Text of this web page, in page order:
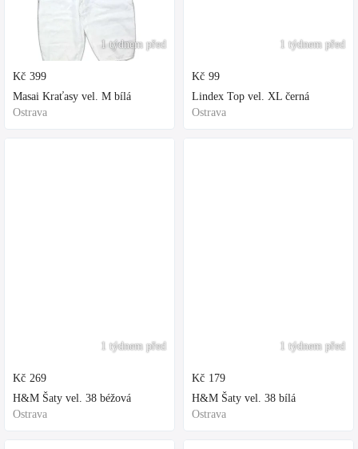
1 týdnem před
Kč 399
Masai Kraťasy vel. M bílá
Ostrava
1 týdnem před
Kč 269
H&M Šaty vel. 38 béžová
Ostrava
1 týdnem před
Kč 99
Lindex Top vel. XL černá
Ostrava
1 týdnem před
Kč 179
H&M Šaty vel. 38 bílá
Ostrava